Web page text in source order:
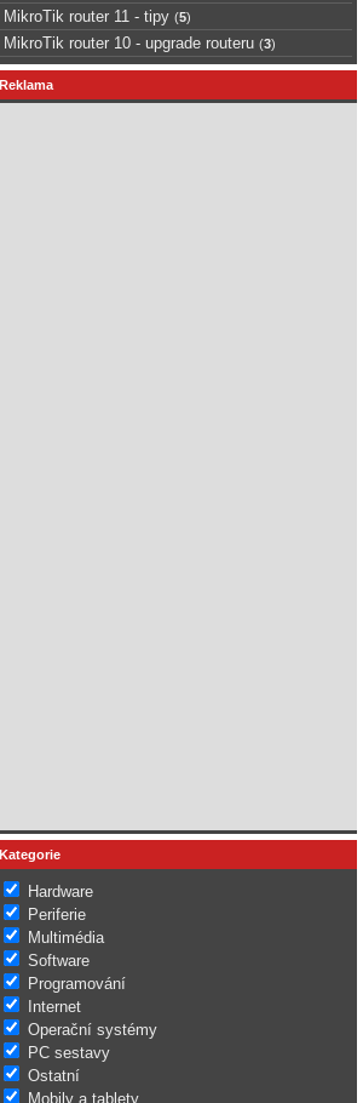
MikroTik router 11 - tipy (5)
MikroTik router 10 - upgrade routeru (3)
Reklama
Kategorie
Hardware
Periferie
Multimédia
Software
Programování
Internet
Operační systémy
PC sestavy
Ostatní
Mobily a tablety